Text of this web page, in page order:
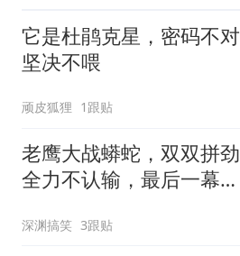
它是杜鹃克星，密码不对
坚决不喂
顽皮狐狸 1跟贴
老鹰大战蟒蛇，双双拼劲
全力不认输，最后一幕吓
深渊搞笑 3跟贴